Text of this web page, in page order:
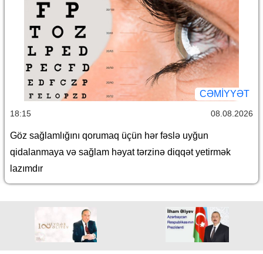
CƏMİYYƏT
18:15 08.08.2026
Göz sağlamlığını qorumaq üçün hər fəslə uyğun
qidalanmaya və sağlam həyat tərzinə diqqət yetirmək
lazımdır